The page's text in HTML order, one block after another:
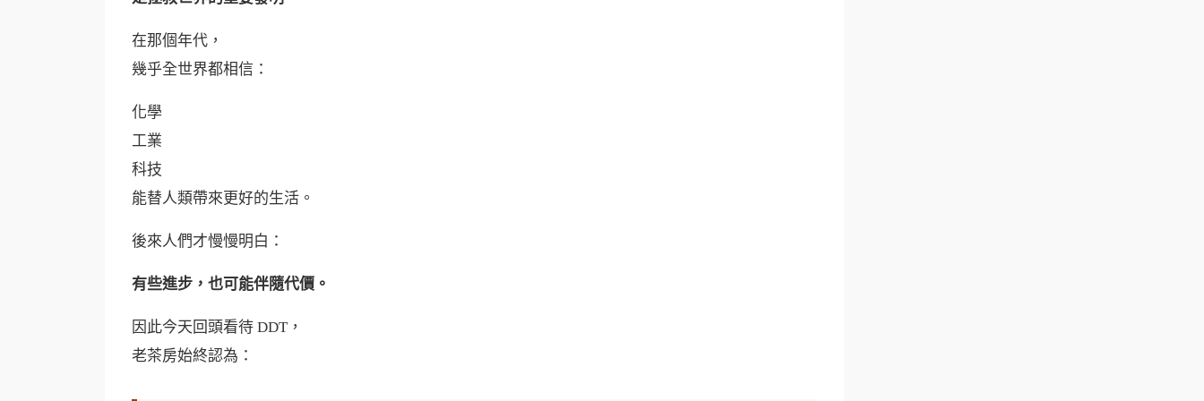
在那個年代，
幾乎全世界都相信：
化學
工業
科技
能替人類帶來更好的生活。
後來人們才慢慢明白：
有些進步，也可能伴隨代價。
因此今天回頭看待 DDT，
老茶房始終認為：